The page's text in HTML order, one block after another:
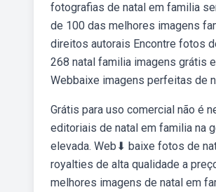
fotografias de natal em familia
de 100 das melhores imagens
direitos autorais Encontre fotos
268 natal familia imagens grátis
Webbaixe imagens perfeitas de
Grátis para uso comercial não é
editoriais de natal em familia na
elevada. Web⬇ baixe fotos de
royalties de alta qualidade a
melhores imagens de natal em